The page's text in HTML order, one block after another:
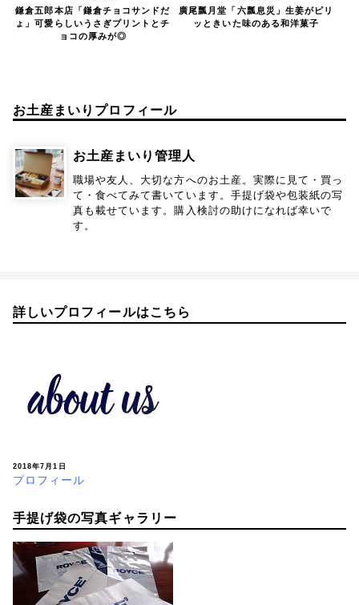
鎌倉五郎本店「鎌倉チョコサンドだ
ょ」可愛らしいうさぎプリントとチ
ョコの厚みが◎
廣尾瓢月堂「六瓢息災」生姜がピリ
ッときいた味のある和洋菓子
お土産まいりプロフィール
お土産まいり管理人
職場や友人、大切な方へのお土産。実際に見て・買っ
て・食べてみて書いています。手提げ袋や包装紙の写
真も載せています。購入検討の助けになれば幸いで
す。
詳しいプロフィールはこちら
2018年7月1日
プロフィール
手提げ袋の写真ギャラリー